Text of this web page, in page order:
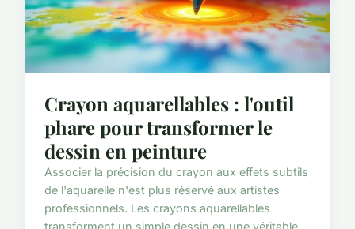
Crayon aquarellables : l'outil
phare pour transformer le
dessin en peinture
Associer la précision du crayon aux effets subtils
de l'aquarelle n'est plus réservé aux artistes
professionnels. Les crayons aquarellables